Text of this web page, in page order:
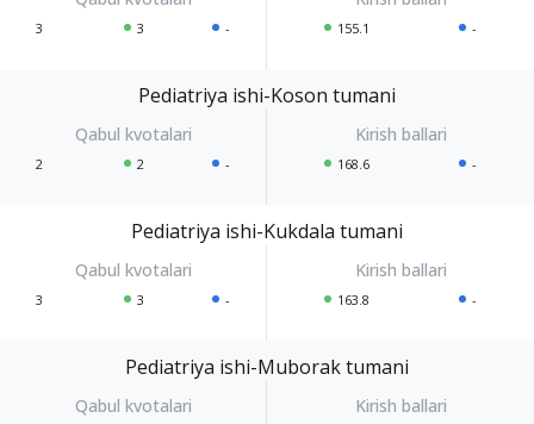
3 3 - 155.1 -
Pediatriya ishi-Koson tumani
2 2 - 168.6 -
Pediatriya ishi-Kukdala tumani
3 3 - 163.8 -
Pediatriya ishi-Muborak tumani